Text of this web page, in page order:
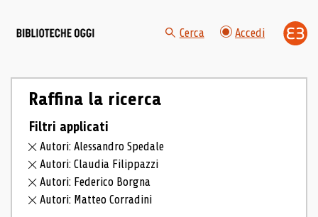
Cerca Accedi
Raffina la ricerca
Filtri applicati
Autori: Alessandro Spedale
Autori: Claudia Filippazzi
Autori: Federico Borgna
Autori: Matteo Corradini